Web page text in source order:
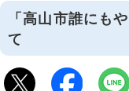
「高山市誰にも
て